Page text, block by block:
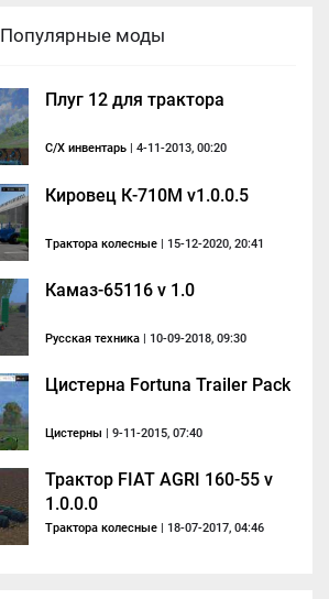
Популярные моды
Плуг 12 для трактора
С/Х инвентарь | 4-11-2013, 00:20
Кировец К-710M v1.0.0.5
Трактора колесные | 15-12-2020, 20:41
Камаз-65116 v 1.0
Русская техника | 10-09-2018, 09:30
Цистерна Fortuna Trailer Pack
Цистерны | 9-11-2015, 07:40
Трактор FIAT AGRI 160-55 v
1.0.0.0
Трактора колесные | 18-07-2017, 04:46